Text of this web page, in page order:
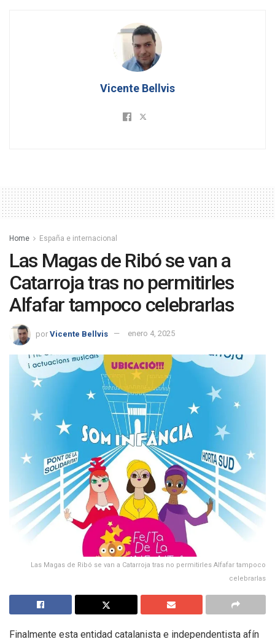
Vicente Bellvis
Home España e internacional
Las Magas de Ribó se van a
Catarroja tras no permitirles
Alfafar tampoco celebrarlas
por Vicente Bellvis enero 4, 2025
Las Magas de Ribó se van a Catarroja tras no permitirles Alfafar tampoco
celebrarlas
Finalmente esta entidad catalanista e independentista afín